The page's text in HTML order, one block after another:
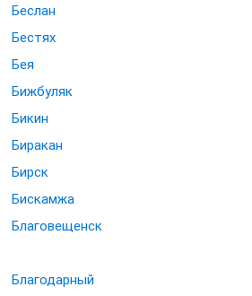
Беслан
Бестях
Бея
Бижбуляк
Бикин
Биракан
Бирск
Бискамжа
Благовещенск
Благодарный